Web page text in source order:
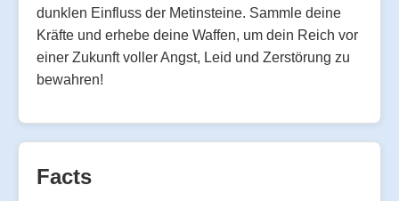
dunklen Einfluss der Metinsteine. Sammle deine
Kräfte und erhebe deine Waffen, um dein Reich vor
einer Zukunft voller Angst, Leid und Zerstörung zu
bewahren!
Facts